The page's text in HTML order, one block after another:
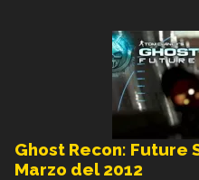
Ghost Recon: Future
Marzo del 2012